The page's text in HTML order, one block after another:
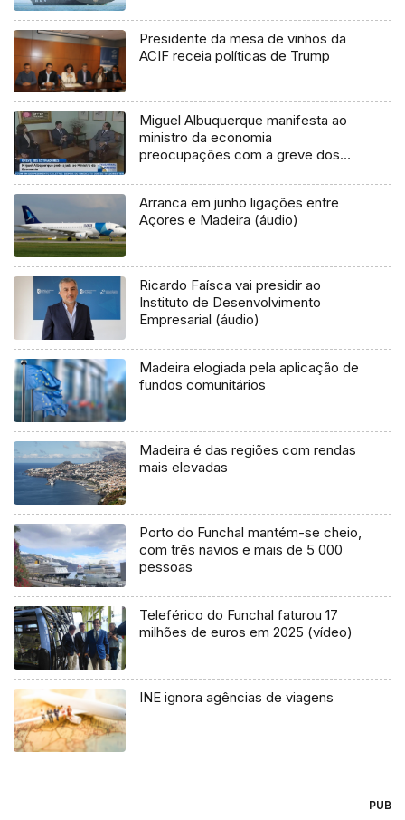
Presidente da mesa de vinhos da
ACIF receia políticas de Trump
Miguel Albuquerque manifesta ao
ministro da economia
preocupações com a greve dos
Arranca em junho ligações entre
Açores e Madeira (áudio)
Ricardo Faísca vai presidir ao
Instituto de Desenvolvimento
Empresarial (áudio)
Madeira elogiada pela aplicação de
fundos comunitários
Madeira é das regiões com rendas
mais elevadas
Porto do Funchal mantém-se cheio,
com três navios e mais de 5 000
pessoas
Teleférico do Funchal faturou 17
milhões de euros em 2025 (vídeo)
INE ignora agências de viagens
PUB